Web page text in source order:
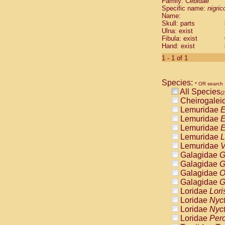
Cebidae
Cebidae
Cebidae
Cebidae
Cebidae
Cebidae
Cebidae
Cebidae
Cebidae
Cebidae
Cebidae
Cebidae
Atelidae
Atelidae
Atelidae
Atelidae
Atelidae
Atelidae
Atelidae
Atelidae
Atelidae
Atelidae
Pitheciidae
Specific name:
Name:
Skull: parts
Ulna: exist
Fibula: exist
Hand: exist
1 - 1 of 1
Species: * OR search
All Species
Lemuridae
Lemuridae
Lemuridae
Lemuridae
Lemuridae
Galagidae
Galagidae
Galagidae
Galagidae
Loridae
Loridae
Loridae
Loridae